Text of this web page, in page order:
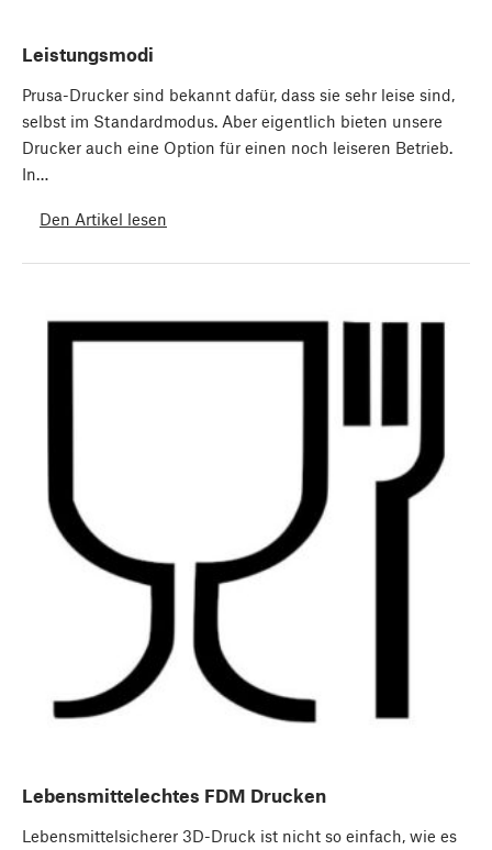
Leistungsmodi
Prusa-Drucker sind bekannt dafür, dass sie sehr leise sind,
selbst im Standardmodus. Aber eigentlich bieten unsere
Drucker auch eine Option für einen noch leiseren Betrieb.
In…
Den Artikel lesen
Lebensmittelechtes FDM Drucken
Lebensmittelsicherer 3D-Druck ist nicht so einfach, wie es